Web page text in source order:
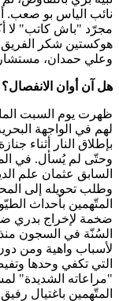
نائب الياس بو صعب.
مجرّد "باش كاتب" لا
هوكستين شكر الفريق
وعلي حمدان، مستشار
هل آن أوان الانفصال؟
ظهرت يوم السبت
لهم في الواجهة
بإطلاق النار أثناء
وحتّى لم يُسأل. في
السابق عثمان علم
وطلب تحويله إلى
المتّهمين بأحداث
ضخمة لإخراج بدري
السُنّة في السجون
التي تكفي وحدها
"مراعاته الشديدة"
المتّهمين باغتيال